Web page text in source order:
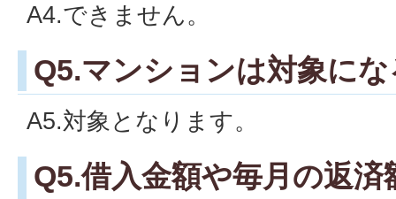
A4.できません。
Q5.マンションは対象に
A5.対象となります。
Q5.借入金額や毎月の返済